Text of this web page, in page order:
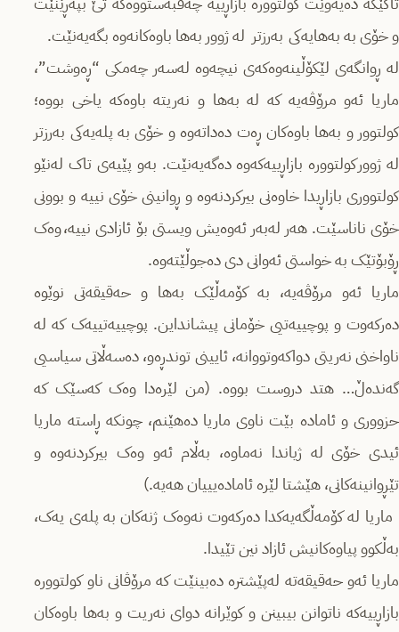
و خۆی بە بەهایەکی بەرزتر لە ژوور بەها باوەکانەوە بگەیەنێت.
لە ڕوانگەی لێکۆڵینەوەکەی نیچەوە لەسەر چەمکی “ڕەوشت”،
ماریا ئەو مرۆڤەیە کە لە بەها و نەریتە باوەکە یاخی بووە؛
کولتوور و بەها باوەکان ڕەت دەداتەوە و خۆی بە پلەیەکی بەرزتر
لە ژوور کولتوورە بازاڕییەکەوە دەگەیەنێت. بەو پێیەی تاک لەنێو
کولتووری بازاڕیدا خاوەنی بیرکردنەوە و ڕوانینی خۆی نییە و بوونی
خۆی ناناسێت. هەر لەبەر ئەوەیش ویستی بۆ ئازادی نییە، وەک
ڕۆبۆتێک بە خواستی ئەوانی دی دەجوڵێتەوە.
ماریا ئەو مرۆڤەیە، بە کۆمەڵێک بەها و حەقیقەتی نوێوە
دەرکەوت و پوچییەتیی خۆمانی پیشانداین. پوچییەتییەک کە لە
ناواخنی نەریتی دواکەوتووانە، ئایینی توندڕەو، دەسەڵاتی سیاسیی
گەندەڵ… هتد دروست بووە. (من لێرەدا وەک کەسێک کە
حزووری و ئامادە بێت ناوی ماریا دەهێنم، چونکە ڕاستە ماریا
ئیدی خۆی لە ژیاندا نەماوە، بەڵام ئەو وەک بیرکردنەوە و
تێڕوانینەکانی، هێشتا لێرە ئامادەیییان هەیە.)
ماریا لە کۆمەڵگەیەکدا دەرکەوت نەوەک ژنەکان بە پلەی یەک،
بەڵکوو پیاوەکانیش ئازاد نین تێیدا.
ماریا ئەو حەقیقەتە لەپێشترە دەبینێت کە مرۆڤانی ناو کولتوورە
بازاڕییەکە ناتوانن بیبینن و کوێرانە دوای نەریت و بەها باوەکان